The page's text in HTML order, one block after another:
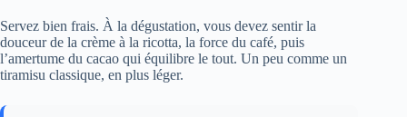
Servez bien frais. À la dégustation, vous devez sentir la
douceur de la crème à la ricotta, la force du café, puis
l’amertume du cacao qui équilibre le tout. Un peu comme un
tiramisu classique, en plus léger.